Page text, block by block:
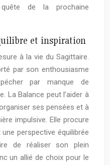
de la prochaine
et inspiration
à la vie du Sagittaire.
par son enthousiasme
par manque de
La Balance peut l’aider à
ses pensées et à
impulsive. Elle procure
perspective équilibrée
de réaliser son plein
un allié de choix pour le